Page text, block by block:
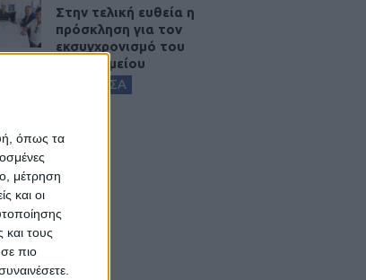
όπως τα
μέτρηση
και οι
τους
πιο
Στην τελική ευθεία η
πρόσκληση για τον
εκσυγχρονισμό του
Νοσοκομείου
ΚΑΡΔΙΤΣΑ